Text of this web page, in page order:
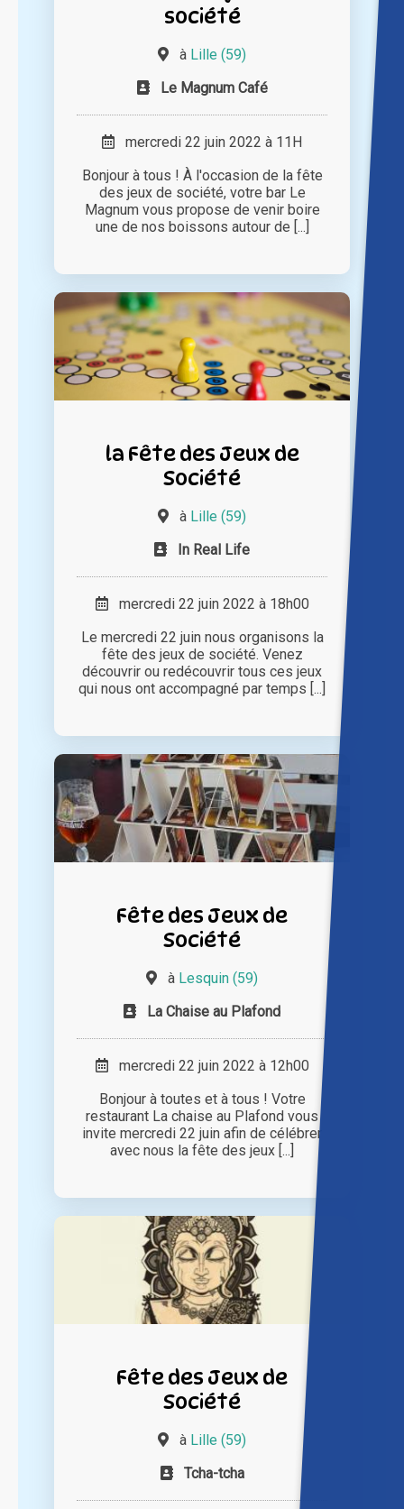
société
à Lille (59)
Le Magnum Café
mercredi 22 juin 2022 à 11H
Bonjour à tous ! À l'occasion de la fête
des jeux de société, votre bar Le
Magnum vous propose de venir boire
une de nos boissons autour de [...]
la Fête des Jeux de
Société
à Lille (59)
In Real Life
mercredi 22 juin 2022 à 18h00
Le mercredi 22 juin nous organisons la
fête des jeux de société. Venez
découvrir ou redécouvrir tous ces jeux
qui nous ont accompagné par temps [...]
Fête des Jeux de
Société
à Lesquin (59)
La Chaise au Plafond
mercredi 22 juin 2022 à 12h00
Bonjour à toutes et à tous ! Votre
restaurant La chaise au Plafond vous
invite mercredi 22 juin afin de célébrer
avec nous la fête des jeux [...]
Fête des Jeux de
Société
à Lille (59)
Tcha-tcha